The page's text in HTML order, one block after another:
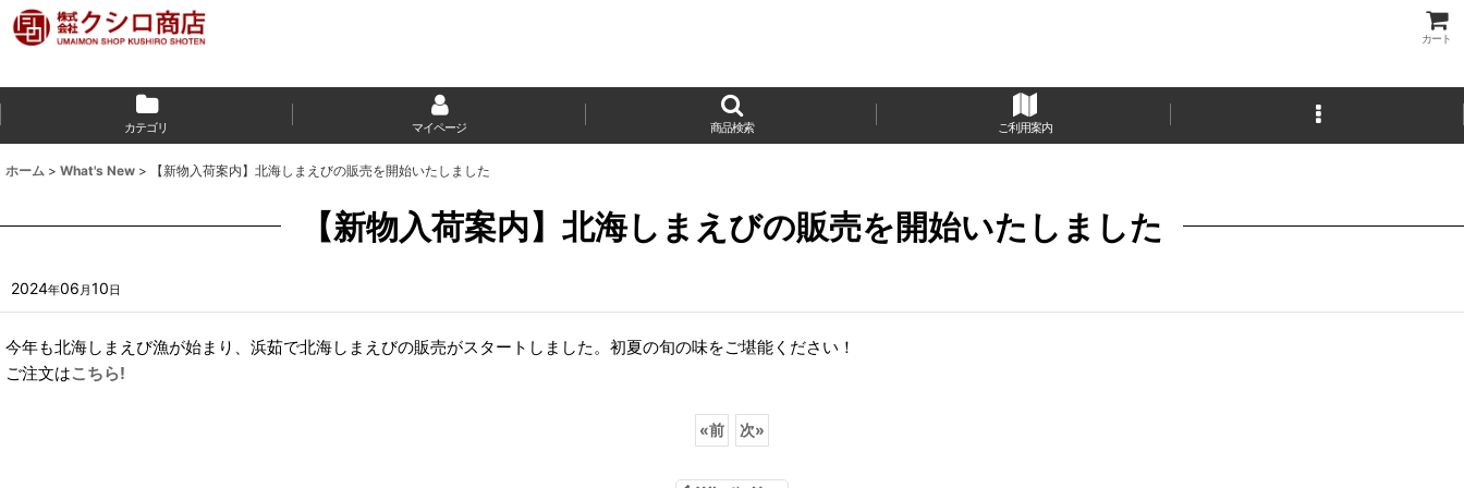
カート
カテゴリ マイページ 商品検索 ご利用案内
ホーム > What's New > 【新物入荷案内】北海しまえびの販売を開始いたしました
【新物入荷案内】北海しまえびの販売を開始いたしました
2024年06 月10日
今年も北海しまえび漁が始まり、浜茹で北海しまえびの販売がスタートしました。初夏の旬の味をご堪能ください！
ご注文はこちら!
«前 次»